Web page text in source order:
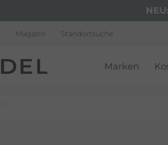
NEU:
Magazin Standortsuche
Marken